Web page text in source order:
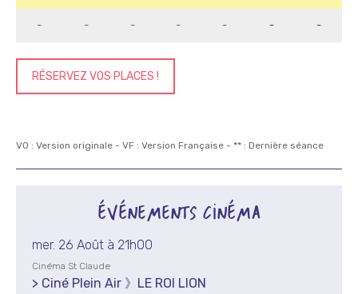
- - - - - - -
RÉSERVEZ VOS PLACES !
VO : Version originale - VF : Version Française - ** : Dernière séance
ÉVÉNEMENTS CINÉMA
mer. 26 Août à 21h00
Cinéma St Claude
> Ciné Plein Air 》LE ROI LION